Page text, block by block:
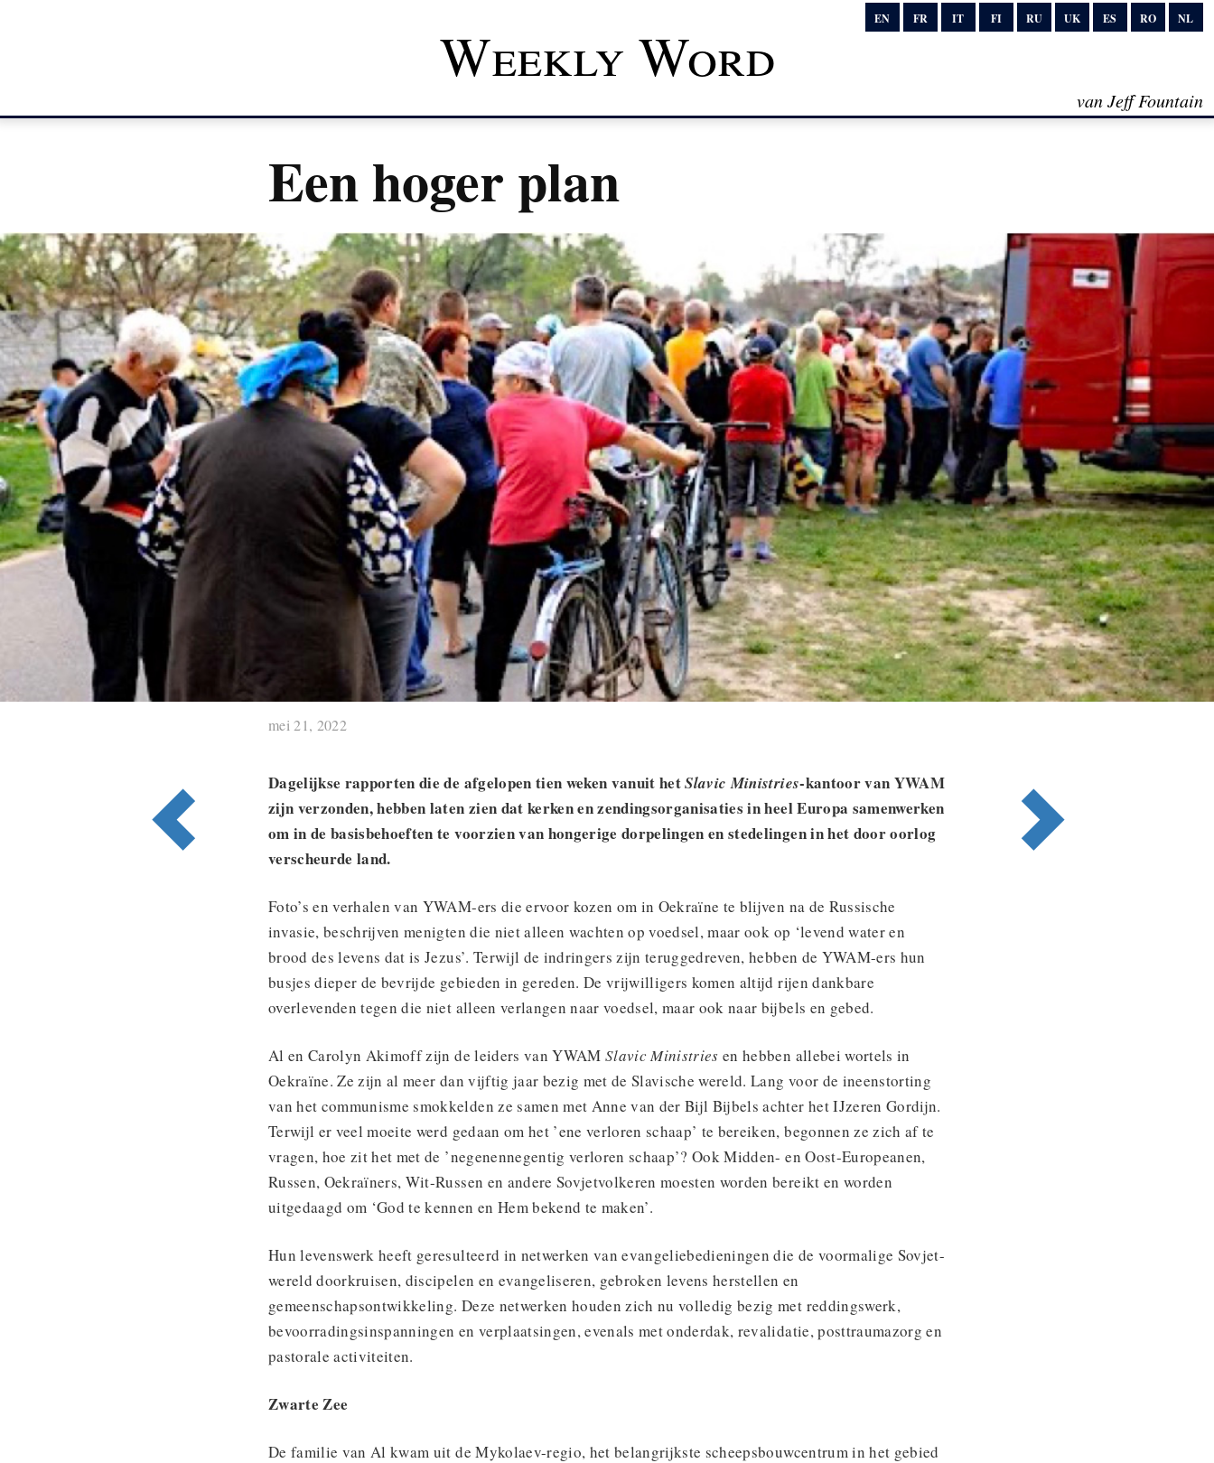
EN FR IT FI RU UK ES RO NL
Weekly Word
van Jeff Fountain
Een hoger plan
mei 21, 2022
Dagelijkse rapporten die de afgelopen tien weken vanuit hetSlavic Ministries-kantoor van YWAM
zijn verzonden, hebben laten zien dat kerken en zendingsorganisaties in heel Europa samenwerken
om in de basisbehoeften te voorzien van hongerige dorpelingen en stedelingen in het door oorlog
verscheurde land.
Foto’s en verhalen van YWAM-ers die ervoor kozen om in Oekraïne te blijven na de Russische
invasie, beschrijven menigten die niet alleen wachten op voedsel, maar ook op ‘levend water en
brood des levens dat is Jezus’. Terwijl de indringers zijn teruggedreven, hebben de YWAM-ers hun
busjes dieper de bevrijde gebieden in gereden. De vrijwilligers komen altijd rijen dankbare
overlevenden tegen die niet alleen verlangen naar voedsel, maar ook naar bijbels en gebed.
Al en Carolyn Akimoff zijn de leiders van YWAM Slavic Ministries en hebben allebei wortels in
Oekraïne. Ze zijn al meer dan vijftig jaar bezig met de Slavische wereld. Lang voor de ineenstorting
van het communisme smokkelden ze samen met Anne van der Bijl Bijbels achter het IJzeren Gordijn.
Terwijl er veel moeite werd gedaan om het ’ene verloren schaap’ te bereiken, begonnen ze zich af te
vragen, hoe zit het met de ’negenennegentig verloren schaap’? Ook Midden- en Oost-Europeanen,
Russen, Oekraïners, Wit-Russen en andere Sovjetvolkeren moesten worden bereikt en worden
uitgedaagd om ‘God te kennen en Hem bekend te maken’.
Hun levenswerk heeft geresulteerd in netwerken van evangeliebedieningen die de voormalige Sovjet-
wereld doorkruisen, discipelen en evangeliseren, gebroken levens herstellen en
gemeenschapsontwikkeling. Deze netwerken houden zich nu volledig bezig met reddingswerk,
bevoorradingsinspanningen en verplaatsingen, evenals met onderdak, revalidatie, posttraumazorg en
pastorale activiteiten.
Zwarte Zee
De familie van Al kwam uit de Mykolaev-regio, het belangrijkste scheepsbouwcentrum in het gebied